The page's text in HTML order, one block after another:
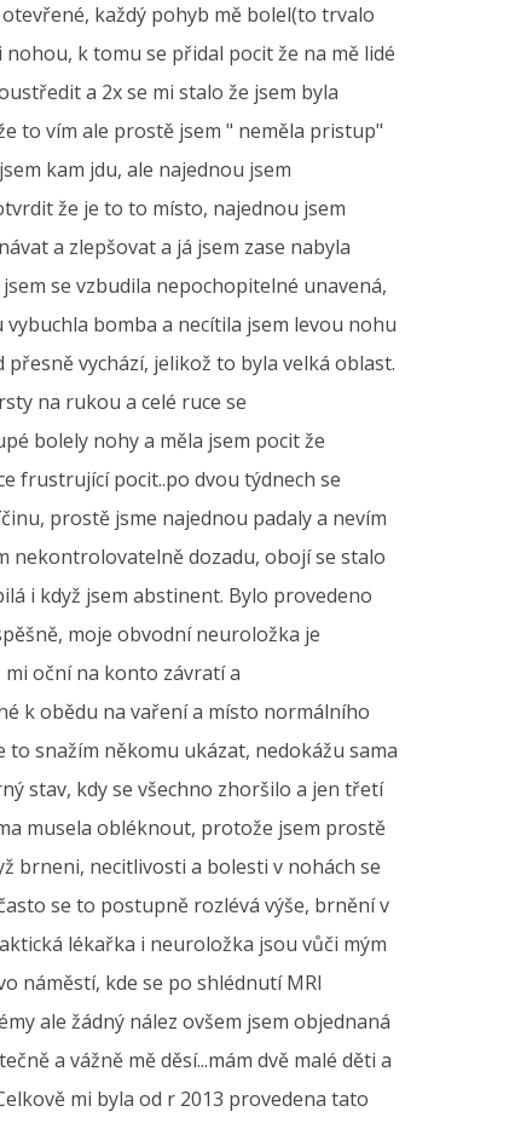
každý pohyb mě bolel(to trvalo
k tomu se přidal pocit že na mě lidé
a 2x se mi stalo že jsem byla
to vím ale prostě jsem " neměla pristup"
kam jdu, ale najednou jsem
že je to to místo, najednou jsem
a zlepšovat a já jsem zase nabyla
se vzbudila nepochopitelné unavená,
bomba a necítila jsem levou nohu
vychází, jelikož to byla velká oblast.
na rukou a celé ruce se
bolely nohy a měla jsem pocit že
frustrující pocit..po dvou týdnech se
prostě jsme najednou padaly a nevím
nekontrolovatelně dozadu, obojí se stalo
i když jsem abstinent. Bylo provedeno
moje obvodní neuroložka je
oční na konto závratí a
k obědu na vaření a místo normálního
snažím někomu ukázat, nedokážu sama
stav, kdy se všechno zhoršilo a jen třetí
musela obléknout, protože jsem prostě
brneni, necitlivosti a bolesti v nohách se
se to postupně rozlévá výše, brnění v
lékařka i neuroložka jsou vůči mým
náměstí, kde se po shlédnutí MRI
ale žádný nález ovšem jsem objednaná
a vážně mě děsí...mám dvě malé děti a
mi byla od r 2013 provedena tato